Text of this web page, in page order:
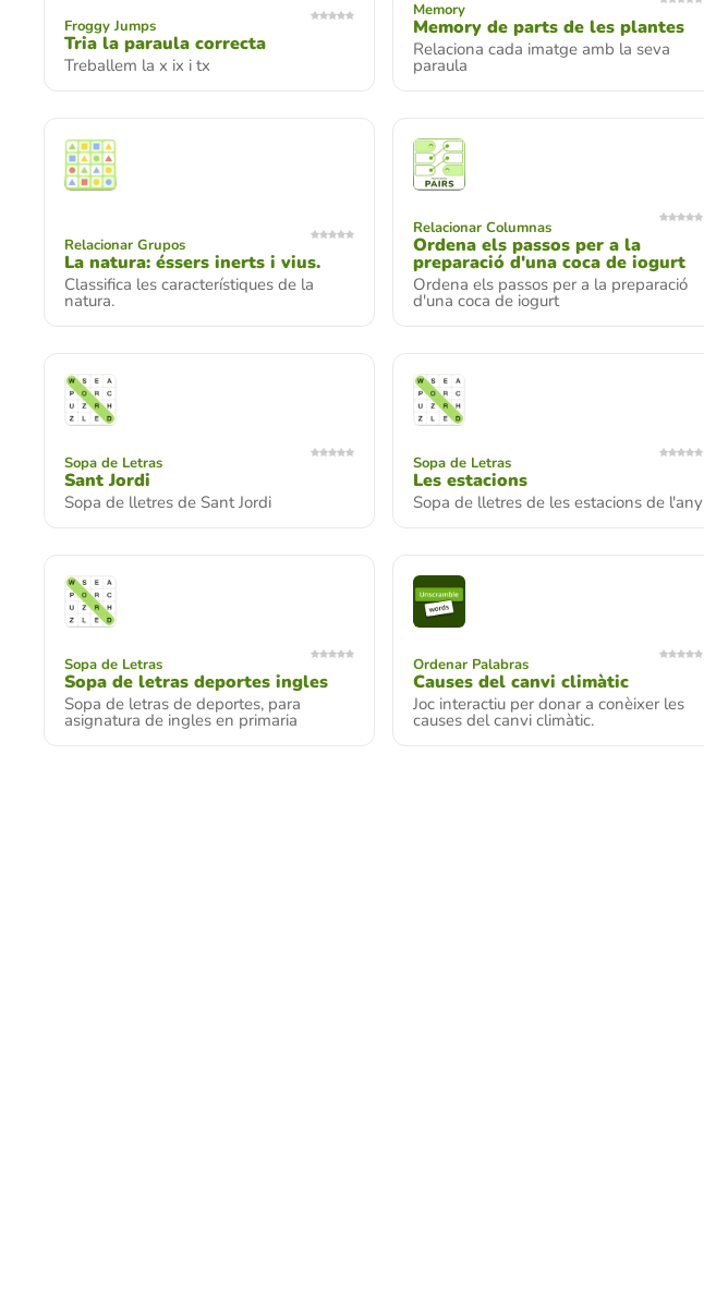
Froggy Jumps
Tria la paraula correcta
Treballem la x ix i tx
Memory
Memory de parts de les plantes
Relaciona cada imatge amb la seva
paraula
Relacionar Grupos
La natura: éssers inerts i vius.
Classifica les característiques de la
natura.
Relacionar Columnas
Ordena els passos per a la
preparació d'una coca de iogurt
Ordena els passos per a la preparació
d'una coca de iogurt
Sopa de Letras
Sant Jordi
Sopa de lletres de Sant Jordi
Sopa de Letras
Les estacions
Sopa de lletres de les estacions de l'any
Sopa de Letras
Sopa de letras deportes ingles
Sopa de letras de deportes, para
asignatura de ingles en primaria
Ordenar Palabras
Causes del canvi climàtic
Joc interactiu per donar a conèixer les
causes del canvi climàtic.